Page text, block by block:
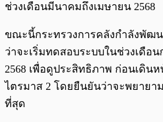
ช่วงเดือนมีนาคมถึงเมษายน 2568
ขณะนี้กระทรวงการคลังกำลังพัฒ
ว่าจะเริ่มทดสอบระบบในช่วงเดือ
2568 เพื่อดูประสิทธิภาพ ก่อนเดิน
ไตรมาส 2 โดยยืนยันว่าจะพยายาม
ที่สุด